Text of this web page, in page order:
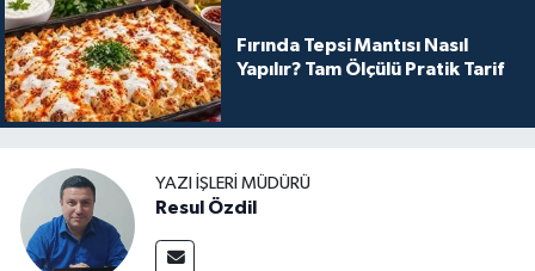
Fırında Tepsi Mantısı Nasıl
Yapılır? Tam Ölçülü Pratik Tarif
YAZI İŞLERI MÜDÜRÜ
Resul Özdil